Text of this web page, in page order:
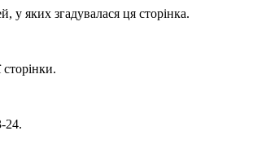
у яких згадувалася ця сторінка.
24.